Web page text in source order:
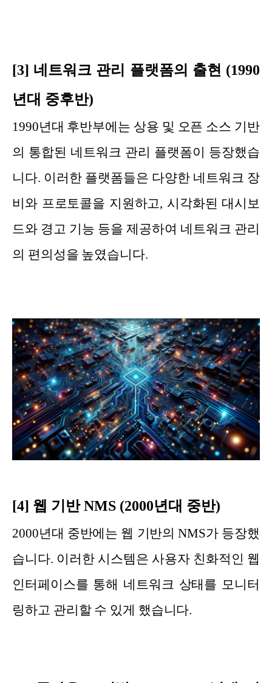
[3] 네트워크 관리 플랫폼의 출현 (1990
년대 중후반)
1990년대 후반부에는 상용 및 오픈 소스 기반
의 통합된 네트워크 관리 플랫폼이 등장했습
니다. 이러한 플랫폼들은 다양한 네트워크 장
비와 프로토콜을 지원하고, 시각화된 대시보
드와 경고 기능 등을 제공하여 네트워크 관리
의 편의성을 높였습니다.
[4] 웹 기반 NMS (2000년대 중반)
2000년대 중반에는 웹 기반의 NMS가 등장했
습니다. 이러한 시스템은 사용자 친화적인 웹
인터페이스를 통해 네트워크 상태를 모니터
링하고 관리할 수 있게 했습니다.